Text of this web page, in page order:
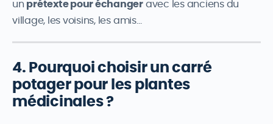
un prétexte pour échanger avec les anciens du
village, les voisins, les amis…
4. Pourquoi choisir un carré
potager pour les plantes
médicinales ?